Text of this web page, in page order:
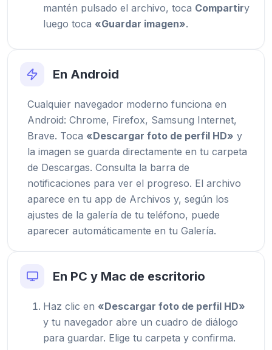
mantén pulsado el archivo, toca Compartiry
luego toca «Guardar imagen».
En Android
Cualquier navegador moderno funciona en
Android: Chrome, Firefox, Samsung Internet,
Brave. Toca «Descargar foto de perfil HD» y
la imagen se guarda directamente en tu carpeta
de Descargas. Consulta la barra de
notificaciones para ver el progreso. El archivo
aparece en tu app de Archivos y, según los
ajustes de la galería de tu teléfono, puede
aparecer automáticamente en tu Galería.
En PC y Mac de escritorio
Haz clic en «Descargar foto de perfil HD»
y tu navegador abre un cuadro de diálogo
para guardar. Elige tu carpeta y confirma.